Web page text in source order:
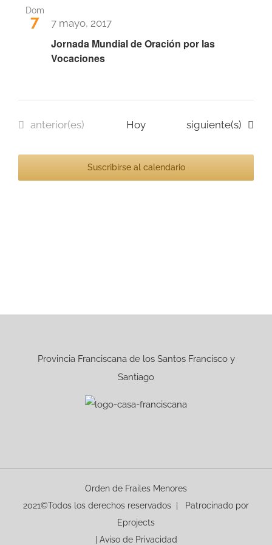
de
Dom
7 7 mayo, 2017
Jornada Mundial de Oración por las
Vocaciones
Eventos
anterior(es) Hoy Eventos
siguiente(s)
Suscribirse al calendario
Provincia Franciscana de los Santos Francisco y
Santiago
Orden de Frailes Menores
2021©Todos los derechos reservados | Patrocinado por
Eprojects
Aviso de Privacidad